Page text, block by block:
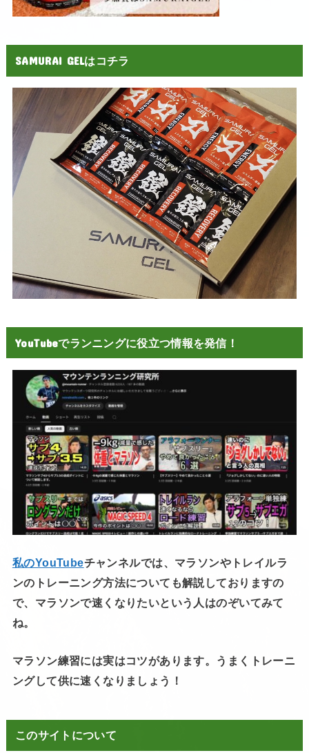
SAMURAI GELはコチラ
YouTubeでランニングに役立つ情報を発信！
私のYouTubeチャンネルでは、マラソンやトレイルラ
ンのトレーニング方法についても解説しておりますの
で、マラソンで速くなりたいという人はのぞいてみて
ね。
マラソン練習には実はコツがあります。うまくトレーニ
ングして供に速くなりましょう！
このサイトについて